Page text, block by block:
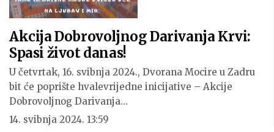
Akcija Dobrovoljnog Darivanja Krvi:
Spasi život danas!
U četvrtak, 16. svibnja 2024., Dvorana Mocire u Zadru
bit će poprište hvalevrijedne inicijative – Akcije
Dobrovoljnog Darivanja…
14. svibnja 2024. 13:59